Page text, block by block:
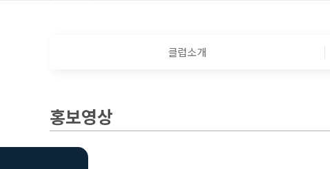
클럽소개
홍보영상